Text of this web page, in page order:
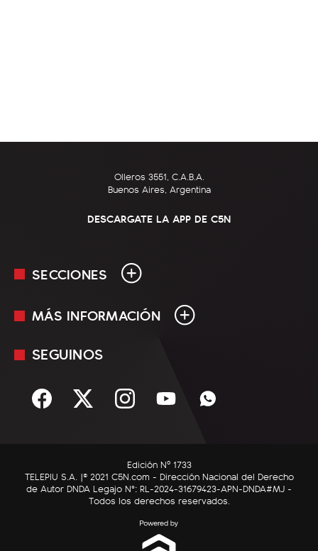
Olleros 3551, C.A.B.A.
Buenos Aires, Argentina
DESCARGATE LA APP DE C5N
SECCIONES
En Vivo
Sociedad
C5N Autos
RatingCero
MÁS INFORMACIÓN
Mediakit
Términos y condiciones
SEGUINOS
Edición Nº 1733
TELEPIU S.A. |© 2021 C5N.com - Dirección Nacional del Derecho
de Autor DNDA Legajo N°: RL-2024-31679423-APN-DNDA#MJ -
Todos los derechos reservados.